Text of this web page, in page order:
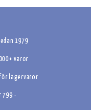
1979
varor
lagervaror
799:-